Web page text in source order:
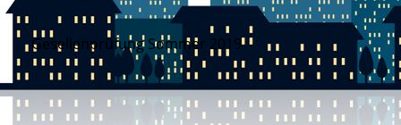
Gesellenprüfung Sommer 2019